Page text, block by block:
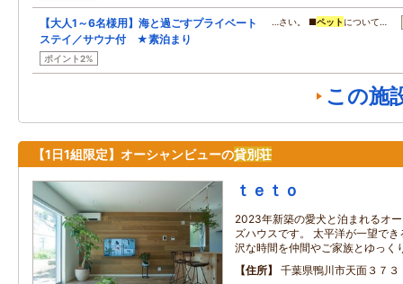
【大人1～6名様用】海と過ごすプライベート
ステイ／サウナ付 ★素泊まり
ポイント2%
…さい。 ■ペット について…
この施
【1日1組限定】オーシャンビューの貸別荘
ｔｅｔｏ
2023年新築の愛犬と泊まれるオ
ズハウスです。 太平洋が一望で
沢な時間を仲間やご家族とゆっく
住所
千葉県鴨川市天面３７３